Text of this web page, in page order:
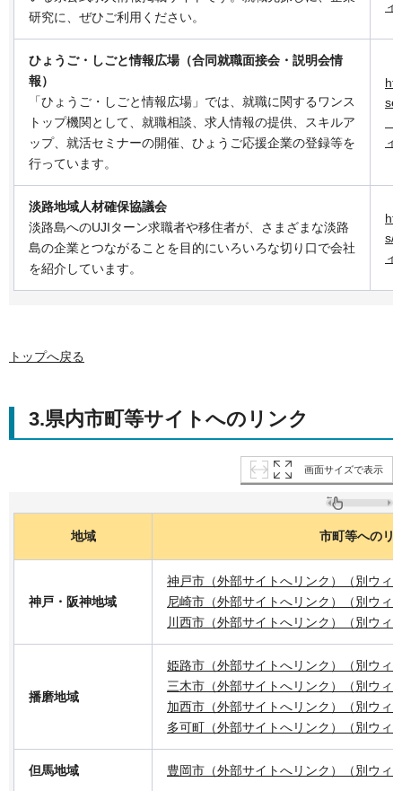
研究に、ぜひご利用ください。
ひょうご・しごと情報広場（合同就職面接会・説明会情
報）
「ひょうご・しごと情報広場」では、就職に関するワンス
トップ機関として、就職相談、求人情報の提供、スキルア
ップ、就活セミナーの開催、ひょうご応援企業の登録等を
行っています。
淡路地域人材確保協議会
淡路島へのUJIターン求職者や移住者が、さまざまな淡路
島の企業とつながることを目的にいろいろな切り口で会社
を紹介しています。
s/
トップへ戻る
3.県内市町等サイトへのリンク
画面サイズで表示
地域 市町等へのリ
神戸・阪神地域
神戸市（外部サイトへリンク）（別ウィ
尼崎市（外部サイトへリンク）（別ウィ
川西市（外部サイトへリンク）（別ウィ
播磨地域
姫路市（外部サイトへリンク）（別ウィ
三木市（外部サイトへリンク）（別ウィ
加西市（外部サイトへリンク）（別ウィ
多可町（外部サイトへリンク）（別ウィ
但馬地域 豊岡市（外部サイトへリンク）（別ウィ